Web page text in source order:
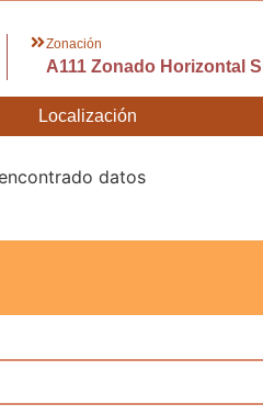
Zonación
A111 Zonado Horizontal
Localización
datos